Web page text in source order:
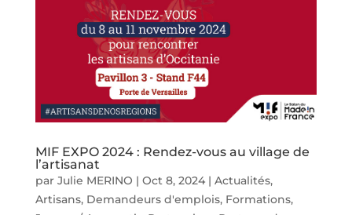
MIF EXPO 2024 : Rendez-vous au village de
l’artisanat
par Julie MERINO | Oct 8, 2024| Actualités,
Artisans, Demandeurs d'emplois, Formations,